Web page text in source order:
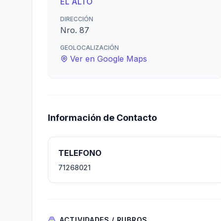
DIRECCIÓN
Nro. 87
GEOLOCALIZACIÓN
Ver en Google Maps
Información de Contacto
TELEFONO
71268021